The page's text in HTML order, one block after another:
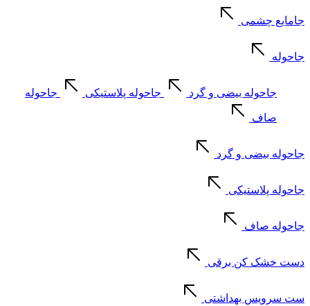
جامایع چشمی
جاحوله
جاحوله بیضی و گرد جاحوله پلاستیکی جاحوله
صاف
جاحوله بیضی و گرد
جاحوله پلاستیکی
جاحوله صاف
دست خشک کن برقی
ست سرویس بهداشتی